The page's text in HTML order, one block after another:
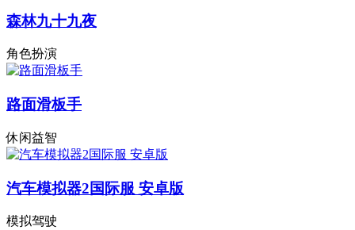
森林九十九夜
角色扮演
路面滑板手
休闲益智
汽车模拟器2国际服 安卓版
模拟驾驶